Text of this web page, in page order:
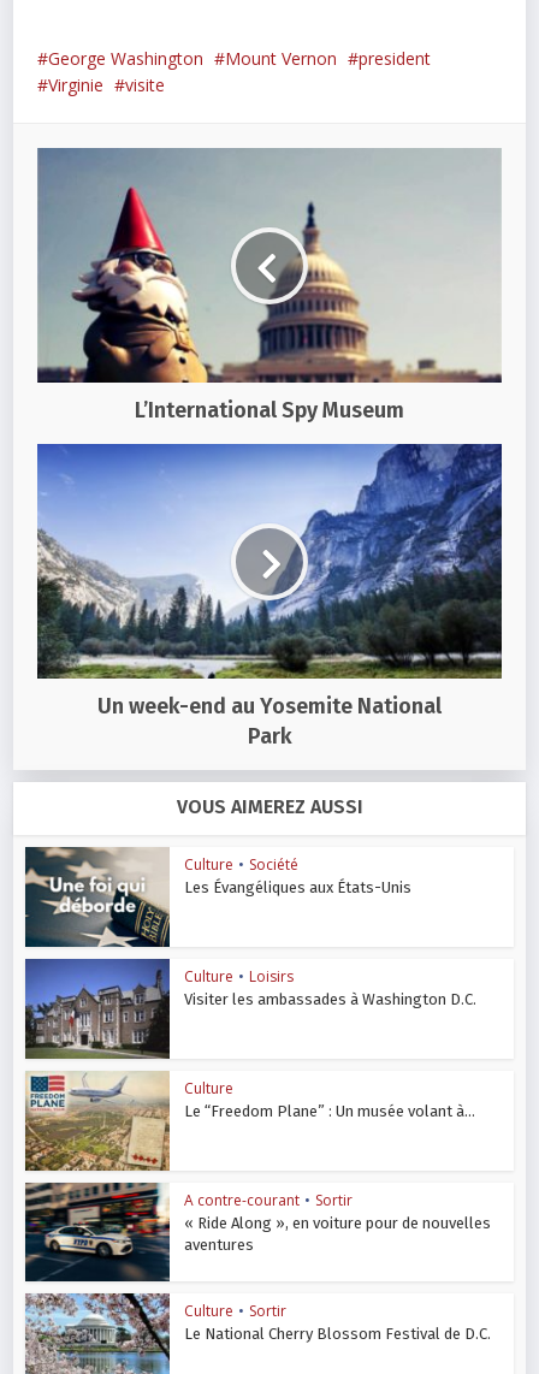
George Washington Mount Vernon
president
Virginie
visite
L’International Spy Museum
Un week-end au Yosemite National
Park
VOUS AIMEREZ AUSSI
Culture • Société
Les Évangéliques aux États-Unis
Culture • Loisirs
Visiter les ambassades à Washington D.C.
Culture
Le “Freedom Plane” : Un musée volant à...
A contre-courant • Sortir
« Ride Along », en voiture pour de nouvelles
aventures
Culture • Sortir
Le National Cherry Blossom Festival de D.C.